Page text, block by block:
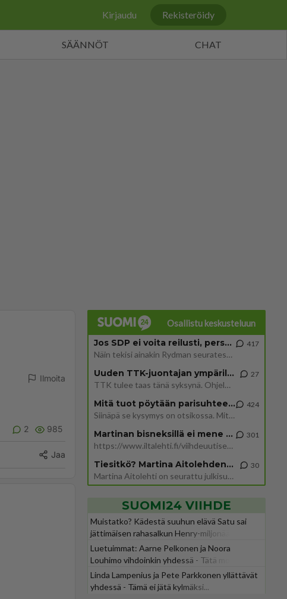
Kirjaudu Rekisteröidy
SÄÄNNÖT CHAT
Ilmoita
2 985
Jaa
Osallistu keskusteluun
Jos SDP ei voita reilusti, persut kumoavat demokratian Suomesta
Näin tekisi ainakin Rydman seuratessaan idolinsa Trumpin mallia https://www.is.fi/politiikka/art-2000012187244.html
417
Uuden TTK-juontajan ympärillä epätietoisuus sakenee - Nyt MTV hämmentää soppaa
TTK tulee taas tänä syksynä. Ohjelman uudet tähtioppilaat julkistetaan torstaina 6. elokuuta klo 14 alkavassa lehdistö
27
Mitä tuot pöytään parisuhteessa?
Siinäpä se kysymys on otsikossa. Mitäpä siis tuot/toisit pöytään parisuhteessa? Oletko mies vai nainen? Koetko sen mitä
424
Martinan bisneksillä ei mene hyvin
https://www.iltalehti.fi/viihdeuutiset/a/c46da6ab-340f-4790-aaa7-0865eed2336 Yrityksen konkurssihakemus on tullut kärä
301
Tiesitkö? Martina Aitolehden isäpuoli on tämä suosittu laulaja
Martina Aitolehti on seurattu julkisuuden henkilö. Lähipiiriin mahtuu muitakin tunnettuja henkilöitä. Tiesitkö, että Ma
30
SUOMI24 VIIHDE
Muistatko? Kädestä suuhun elävä Satu sai
jättimäisen rahasalkun Henry-miljonääriltä
Luetuimmat: Aarne Pelkonen ja Noora
Louhimo vihdoinkin yhdessä - Tätä moni jo
odotti
Linda Lampenius ja Pete Parkkonen yllättävät
yhdessä - Tämä ei jätä kylmäksi...